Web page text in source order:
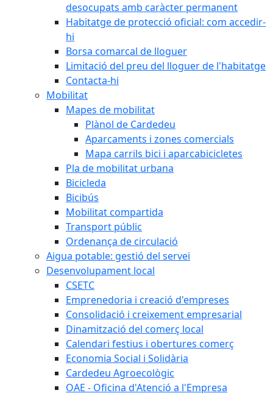
desocupats amb caràcter permanent
Habitatge de protecció oficial: com accedir-
hi
Borsa comarcal de lloguer
Limitació del preu del lloguer de l'habitatge
Contacta-hi
Mobilitat
Mapes de mobilitat
Plànol de Cardedeu
Aparcaments i zones comercials
Mapa carrils bici i aparcabicicletes
Pla de mobilitat urbana
Bicicleda
Bicibús
Mobilitat compartida
Transport públic
Ordenança de circulació
Aigua potable: gestió del servei
Desenvolupament local
CSETC
Emprenedoria i creació d'empreses
Consolidació i creixement empresarial
Dinamització del comerç local
Calendari festius i obertures comerç
Economia Social i Solidària
Cardedeu Agroecològic
OAE - Oficina d'Atenció a l'Empresa